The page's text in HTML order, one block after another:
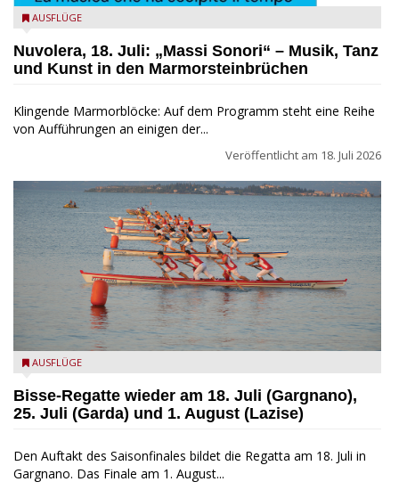
AUSFLÜGE
Nuvolera, 18. Juli: „Massi Sonori“ – Musik, Tanz
und Kunst in den Marmorsteinbrüchen
Klingende Marmorblöcke: Auf dem Programm steht eine Reihe
von Aufführungen an einigen der...
Veröffentlicht am 18. Juli 2026
Bisse am Gardasee
AUSFLÜGE
Bisse-Regatte wieder am 18. Juli (Gargnano),
25. Juli (Garda) und 1. August (Lazise)
Den Auftakt des Saisonfinales bildet die Regatta am 18. Juli in
Gargnano. Das Finale am 1. August...